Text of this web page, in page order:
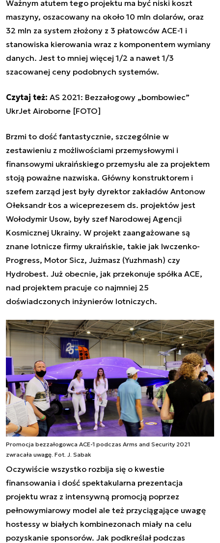
Ważnym atutem tego projektu ma być niski koszt
maszyny, oszacowany na około 10 mln dolarów, oraz
32 mln za system złożony z 3 płatowców ACE-1 i
stanowiska kierowania wraz z komponentem wymiany
danych. Jest to mniej więcej 1/2 a nawet 1/3
szacowanej ceny podobnych systemów.
Czytaj też: AS 2021: Bezzałogowy „bombowiec”
UkrJet Airoborne [FOTO]
Brzmi to dość fantastycznie, szczególnie w
zestawieniu z możliwościami przemysłowymi i
finansowymi ukraińskiego przemysłu ale za projektem
stoją poważne nazwiska. Główny konstruktorem i
szefem zarząd jest były dyrektor zakładów Antonow
Ołeksandr Łos a wiceprezesem ds. projektów jest
Wołodymir Usow, były szef Narodowej Agencji
Kosmicznej Ukrainy. W projekt zaangażowane są
znane lotnicze firmy ukraińskie, takie jak Iwczenko-
Progress, Motor Sicz, Jużmasz (Yuzhmash) czy
Hydrobest. Już obecnie, jak przekonuje spółka ACE,
nad projektem pracuje co najmniej 25
doświadczonych inżynierów lotniczych.
Promocja bezzałogowca ACE-1 podczas Arms and Security 2021
zwracała uwagę. Fot. J. Sabak
Oczywiście wszystko rozbija się o kwestie
finansowania i dość spektakularna prezentacja
projektu wraz z intensywną promocją poprzez
pełnowymiarowy model ale też przyciągające uwagę
hostessy w białych kombinezonach miały na celu
pozyskanie sponsorów. Jak podkreślał podczas